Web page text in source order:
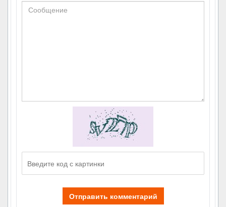
Отправить комментарий